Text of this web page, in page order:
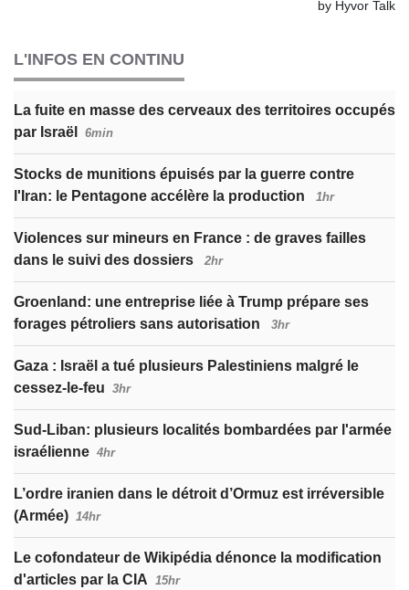
L'INFOS EN CONTINU
La fuite en masse des cerveaux des territoires occupés
par Israël
6min
Stocks de munitions épuisés par la guerre contre
l'Iran: le Pentagone accélère la production
1hr
Violences sur mineurs en France : de graves failles
dans le suivi des dossiers
2hr
Groenland: une entreprise liée à Trump prépare ses
forages pétroliers sans autorisation
3hr
Gaza : Israël a tué plusieurs Palestiniens malgré le
cessez-le-feu 3hr
Sud-Liban: plusieurs localités bombardées par l'armée
israélienne 4hr
L’ordre iranien dans le détroit d’Ormuz est irréversible
(Armée) 14hr
Le cofondateur de Wikipédia dénonce la modification
d'articles par la CIA 15hr